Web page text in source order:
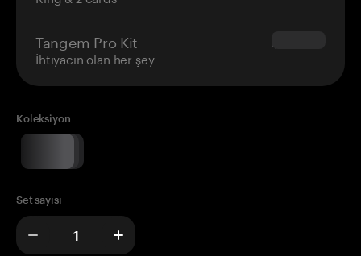
Tangem Pro Kit
İhtiyacın olan her şey
$180.00
Koleksiyon
Set sayısı